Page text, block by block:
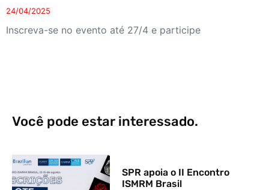
24/04/2025
Inscreva-se no evento até 27/4 e participe
Você pode estar interessado.
SPR apoia o II Encontro
ISMRM Brasil